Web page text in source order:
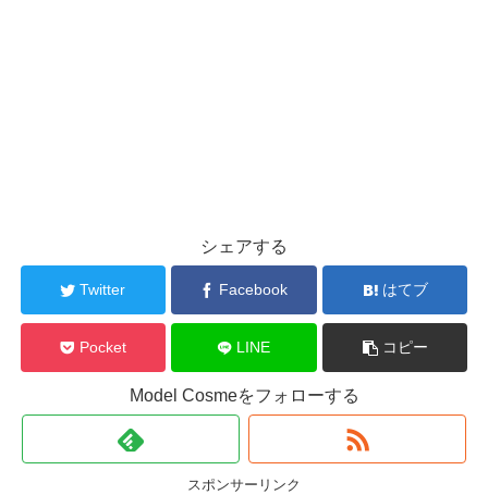
シェアする
Twitter Facebook はてブ
Pocket LINE コピー
Model Cosmeをフォローする
スポンサーリンク